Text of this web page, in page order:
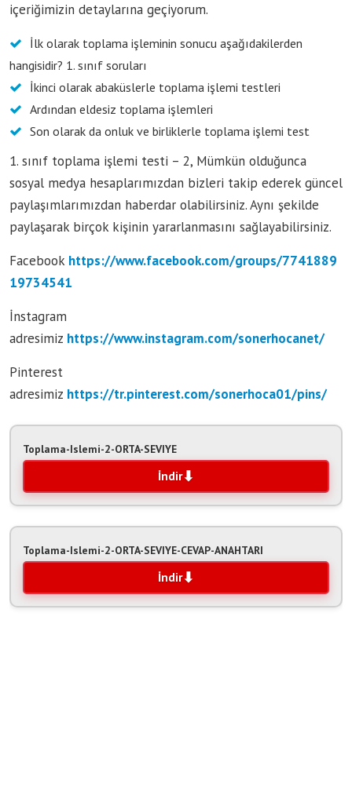
içeriğimizin detaylarına geçiyorum.
İlk olarak toplama işleminin sonucu aşağıdakilerden
hangisidir? 1. sınıf soruları
İkinci olarak abaküslerle toplama işlemi testleri
Ardından eldesiz toplama işlemleri
Son olarak da onluk ve birliklerle toplama işlemi test
1. sınıf toplama işlemi testi – 2, Mümkün olduğunca
sosyal medya hesaplarımızdan bizleri takip ederek güncel
paylaşımlarımızdan haberdar olabilirsiniz. Aynı şekilde
paylaşarak birçok kişinin yararlanmasını sağlayabilirsiniz.
Facebook https://www.facebook.com/groups/7741889
19734541
İnstagram
adresimiz https://www.instagram.com/sonerhocanet/
Pinterest
adresimiz https://tr.pinterest.com/sonerhoca01/pins/
Toplama-Islemi-2-ORTA-SEVIYE
İndir
Toplama-Islemi-2-ORTA-SEVIYE-CEVAP-ANAHTARI
İndir